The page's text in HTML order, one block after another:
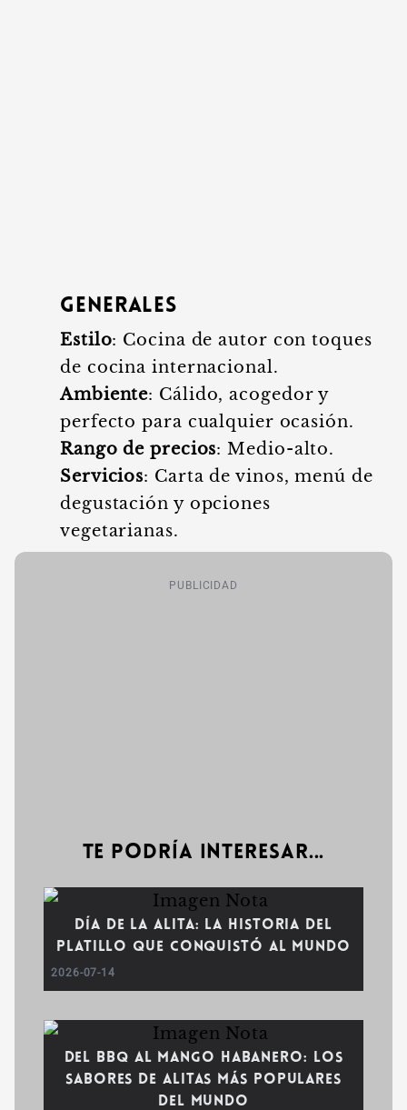
Generales
Estilo: Cocina de autor con toques
de cocina internacional.
Ambiente: Cálido, acogedor y
perfecto para cualquier ocasión.
Rango de precios: Medio-alto.
Servicios: Carta de vinos, menú de
degustación y opciones
vegetarianas.
PUBLICIDAD
Te podría interesar...
Día de la Alita: la historia del
platillo que conquistó al mundo
2026-07-14
Del BBQ al mango habanero: los
sabores de alitas más populares
del mundo